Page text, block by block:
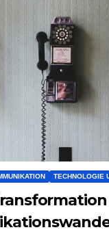
TECHNOLOGIE